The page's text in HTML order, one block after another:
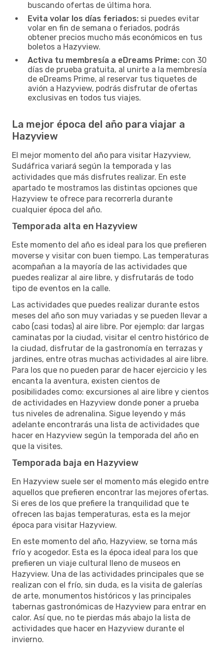
buscando ofertas de última hora.
Evita volar los días feriados: si puedes evitar
volar en fin de semana o feriados, podrás
obtener precios mucho más económicos en tus
boletos a Hazyview.
Activa tu membresía a eDreams Prime: con 30
días de prueba gratuita, al unirte a la membresía
de eDreams Prime, al reservar tus tiquetes de
avión a Hazyview, podrás disfrutar de ofertas
exclusivas en todos tus viajes.
La mejor época del año para viajar a
Hazyview
El mejor momento del año para visitar Hazyview,
Sudáfrica variará según la temporada y las
actividades que más disfrutes realizar. En este
apartado te mostramos las distintas opciones que
Hazyview te ofrece para recorrerla durante
cualquier época del año.
Temporada alta en Hazyview
Este momento del año es ideal para los que prefieren
moverse y visitar con buen tiempo. Las temperaturas
acompañan a la mayoría de las actividades que
puedes realizar al aire libre, y disfrutarás de todo
tipo de eventos en la calle.
Las actividades que puedes realizar durante estos
meses del año son muy variadas y se pueden llevar a
cabo (casi todas) al aire libre. Por ejemplo: dar largas
caminatas por la ciudad, visitar el centro histórico de
la ciudad, disfrutar de la gastronomía en terrazas y
jardines, entre otras muchas actividades al aire libre.
Para los que no pueden parar de hacer ejercicio y les
encanta la aventura, existen cientos de
posibilidades como: excursiones al aire libre y cientos
de actividades en Hazyview donde poner a prueba
tus niveles de adrenalina. Sigue leyendo y más
adelante encontrarás una lista de actividades que
hacer en Hazyview según la temporada del año en
que la visites.
Temporada baja en Hazyview
En Hazyview suele ser el momento más elegido entre
aquellos que prefieren encontrar las mejores ofertas.
Si eres de los que prefiere la tranquilidad que te
ofrecen las bajas temperaturas, esta es la mejor
época para visitar Hazyview.
En este momento del año, Hazyview, se torna más
frío y acogedor. Esta es la época ideal para los que
prefieren un viaje cultural lleno de museos en
Hazyview. Una de las actividades principales que se
realizan con el frío, sin duda, es la visita de galerías
de arte, monumentos históricos y las principales
tabernas gastronómicas de Hazyview para entrar en
calor. Así que, no te pierdas más abajo la lista de
actividades que hacer en Hazyview durante el
invierno.